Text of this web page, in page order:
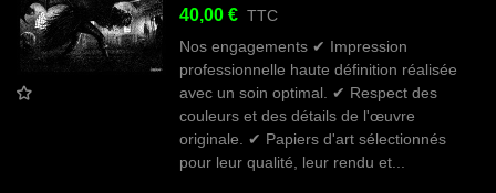
40,00 € TTC
Nos engagements ✔ Impression
professionnelle haute définition réalisée
avec un soin optimal. ✔ Respect des
couleurs et des détails de l'œuvre
originale. ✔ Papiers d'art sélectionnés
pour leur qualité, leur rendu et...